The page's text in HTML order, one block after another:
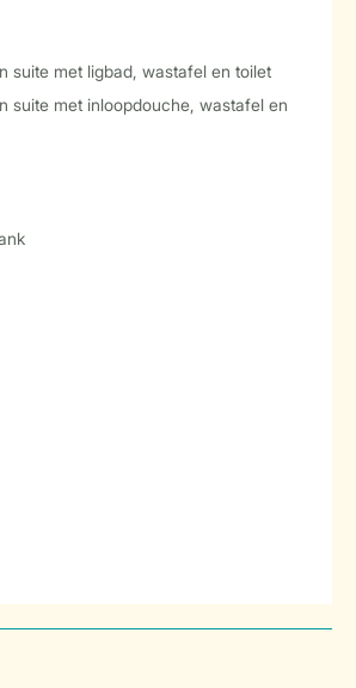
suite met ligbad, wastafel en toilet
suite met inloopdouche, wastafel en